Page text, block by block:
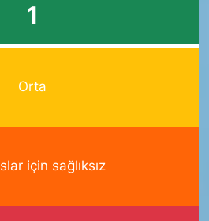
1
Orta
için sağlıksız